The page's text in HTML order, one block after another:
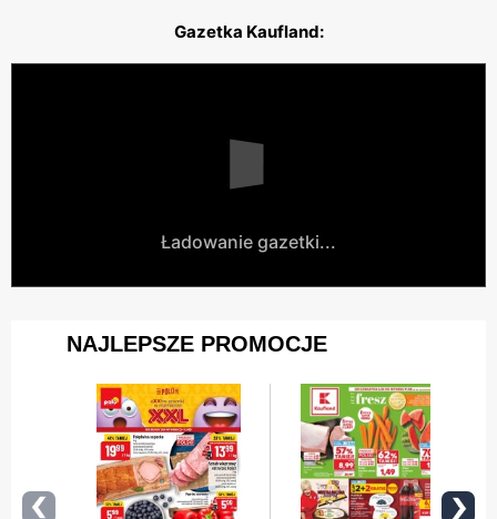
Gazetka Kaufland:
Ładowanie gazetki...